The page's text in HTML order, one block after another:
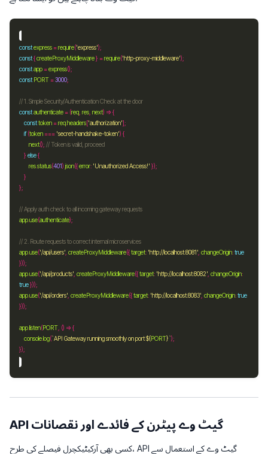
constexpress =require('express'
const { createProxyMiddleware } =require('http-proxy-middleware'
constapp =express
const PORT =3000
constauthenticate = (req res next
consttoken =reqheaders['authorization'
if (token === 'secret-handshake-token'
next();
    }
else
resstatus(401). json({ error: 'Unauthorized Access!'
appuse(authenticate
appuse('/api/users' createProxyMiddleware({ target: 'http://localhost:8081' changeOrigin:true
appuse('/api/products' createProxyMiddleware({ target: 'http://localhost:8082' changeOrigin:
true
appuse('/api/orders' createProxyMiddleware({ target: 'http://localhost:8083' changeOrigin:true
applisten(PORT
consolelog(`API Gateway running smoothly on port ${PORT}`
API گیٹ وے پیٹرن کے فائدے اور نقصانات
کسی بھی آرکیٹیکچرل فیصلے کی طرح، API گیٹ وے کے استعمال سے